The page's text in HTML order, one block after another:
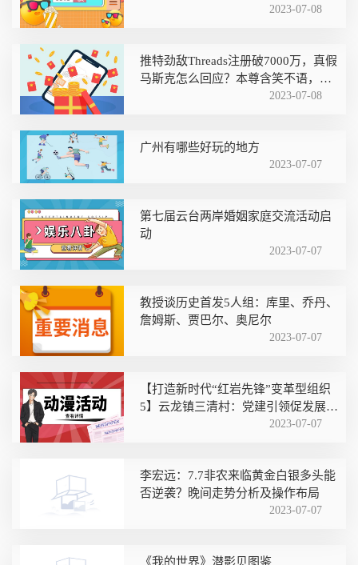
2023-07-08
推特劲敌Threads注册破7000万，真假
马斯克怎么回应？本尊含笑不语，冒
2023-07-08
广州有哪些好玩的地方
2023-07-07
第七届云台两岸婚姻家庭交流活动启
动
2023-07-07
教授谈历史首发5人组：库里、乔丹、
詹姆斯、贾巴尔、奥尼尔
2023-07-07
【打造新时代“红岩先锋”变革型组织
5】云龙镇三清村：党建引领促发展
2023-07-07
李宏远：7.7非农来临黄金白银多头能
否逆袭？晚间走势分析及操作布局
2023-07-07
《我的世界》潜影贝图鉴